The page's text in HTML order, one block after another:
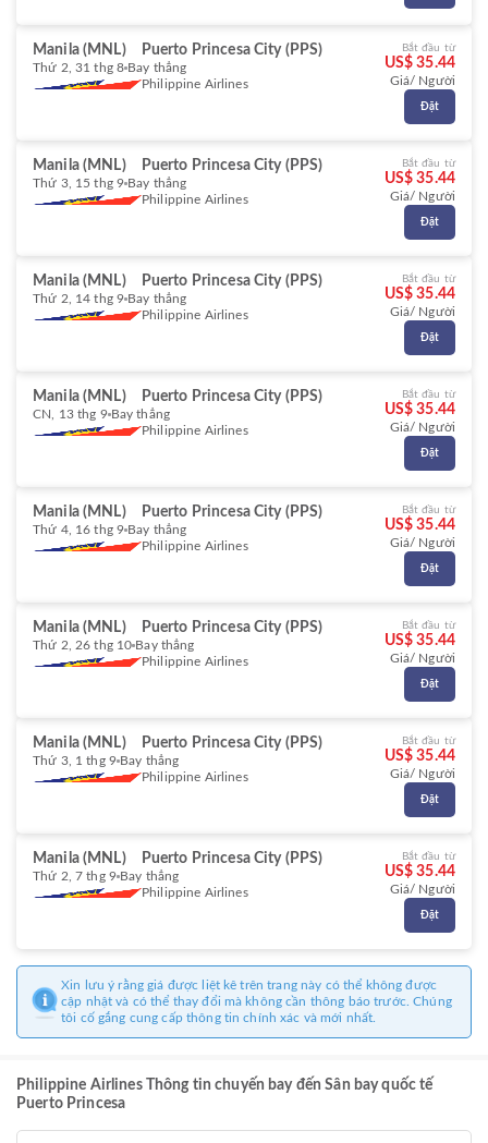
Manila (MNL) Puerto Princesa City (PPS)
Thứ 2, 31 thg 8 Bay thẳng
Philippine Airlines
Bắt đầu từ
US$ 35.44
Giá/ Người
Đặt
Manila (MNL) Puerto Princesa City (PPS)
Thứ 3, 15 thg 9 Bay thẳng
Philippine Airlines
Bắt đầu từ
US$ 35.44
Giá/ Người
Đặt
Manila (MNL) Puerto Princesa City (PPS)
Thứ 2, 14 thg 9 Bay thẳng
Philippine Airlines
Bắt đầu từ
US$ 35.44
Giá/ Người
Đặt
Manila (MNL) Puerto Princesa City (PPS)
CN, 13 thg 9 Bay thẳng
Philippine Airlines
Bắt đầu từ
US$ 35.44
Giá/ Người
Đặt
Manila (MNL) Puerto Princesa City (PPS)
Thứ 4, 16 thg 9 Bay thẳng
Philippine Airlines
Bắt đầu từ
US$ 35.44
Giá/ Người
Đặt
Manila (MNL) Puerto Princesa City (PPS)
Thứ 2, 26 thg 10 Bay thẳng
Philippine Airlines
Bắt đầu từ
US$ 35.44
Giá/ Người
Đặt
Manila (MNL) Puerto Princesa City (PPS)
Thứ 3, 1 thg 9 Bay thẳng
Philippine Airlines
Bắt đầu từ
US$ 35.44
Giá/ Người
Đặt
Manila (MNL) Puerto Princesa City (PPS)
Thứ 2, 7 thg 9 Bay thẳng
Philippine Airlines
Bắt đầu từ
US$ 35.44
Giá/ Người
Đặt
Xin lưu ý rằng giá được liệt kê trên trang này có thể không được
cập nhật và có thể thay đổi mà không cần thông báo trước. Chúng
tôi cố gắng cung cấp thông tin chính xác và mới nhất.
Philippine Airlines Thông tin chuyến bay đến Sân bay quốc tế
Puerto Princesa